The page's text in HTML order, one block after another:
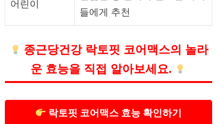
어린이
들에게 추천
종근당건강 락토핏 코어맥스의 놀라
운 효능을 직접 알아보세요.
락토핏 코어맥스 효능 확인하기